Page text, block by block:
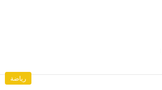
رياضة